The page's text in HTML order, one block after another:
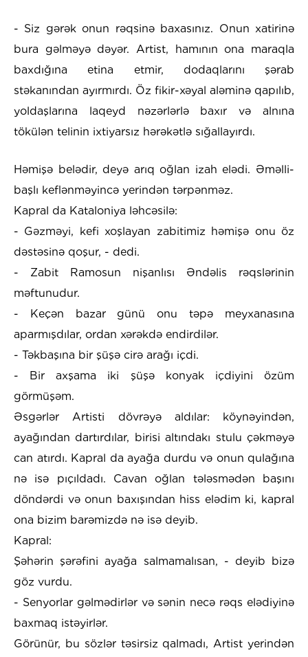
- Siz gərək onun rəqsinə baxasınız. Onun xatirinə
bura gəlməyə dəyər. Artist, hamının ona maraqla
baxdığına etina etmir, dodaqlarını şərab
stəkanından ayırmırdı. Öz fikir-xəyal aləminə qapılıb,
yoldaşlarına laqeyd nəzərlərlə baxır və alnına
tökülən telinin ixtiyarsız hərəkətlə sığallayırdı.
Həmişə belədir, deyə arıq oğlan izah elədi. Əməlli-
başlı keflənməyincə yerindən tərpənməz.
Kapral da Kataloniya ləhcəsilə:
- Gəzməyi, kefi xoşlayan zabitimiz həmişə onu öz
dəstəsinə qoşur, - dedi.
- Zabit Ramosun nişanlısı Əndəlis rəqslərinin
məftunudur.
- Keçən bazar günü onu təpə meyxanasına
aparmışdılar, ordan xərəkdə endirdilər.
- Təkbaşına bir şüşə cirə arağı içdi.
- Bir axşama iki şüşə konyak içdiyini özüm
görmüşəm.
Əsgərlər Artisti dövrəyə aldılar: köynəyindən,
ayağından dartırdılar, birisi altındakı stulu çəkməyə
can atırdı. Kapral da ayağa durdu və onun qulağına
nə isə pıçıldadı. Cavan oğlan tələsmədən başını
döndərdi və onun baxışından hiss elədim ki, kapral
ona bizim barəmizdə nə isə deyib.
Kapral:
Şəhərin şərəfini ayağa salmamalısan, - deyib bizə
göz vurdu.
- Senyorlar gəlmədirlər və sənin necə rəqs elədiyinə
baxmaq istəyirlər.
Görünür, bu sözlər təsirsiz qalmadı, Artist yerindən